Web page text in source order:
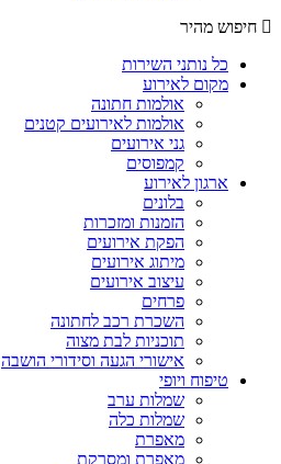
חיפוש מהיר
כל נותני השירות
מקום לאירוע
אולמות חתונה
אולמות לאירועים קטנים
גני אירועים
קמפוסים
ארגון לאירוע
בלונים
הזמנות ומזכרות
הפקת אירועים
מיתוג אירועים
עיצוב אירועים
פרחים
השכרת רכב לחתונה
תוכניות לבת מצוה
אישורי הגעה וסידורי הושבה
טיפוח ויופי
שמלות ערב
שמלות כלה
מאפרת
מאפרת ומסרקת